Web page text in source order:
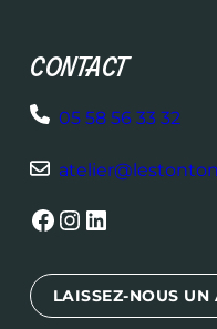
CONTACT
05 58 56 33 32
Facebook Instagram LinkedIn
LAISSEZ-NOUS UN